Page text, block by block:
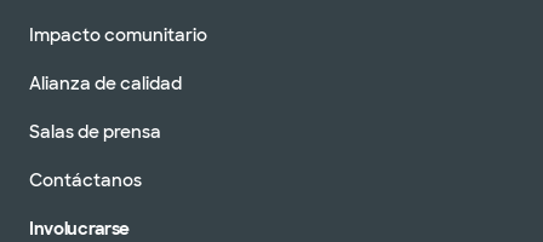
Impacto comunitario
Alianza de calidad
Salas de prensa
Contáctanos
Involucrarse